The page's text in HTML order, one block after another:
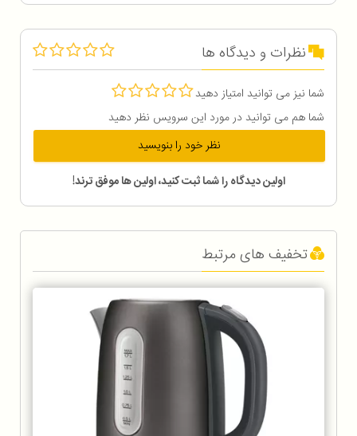
نظرات و دیدگاه ها
شما نیز می توانید امتیاز دهید
شما هم می توانید در مورد این سرویس نظر دهید
نظر خود را بنویسید
اولین دیدگاه را شما ثبت کنید، اولین ها موفق ترند!
تخفیف های مرتبط